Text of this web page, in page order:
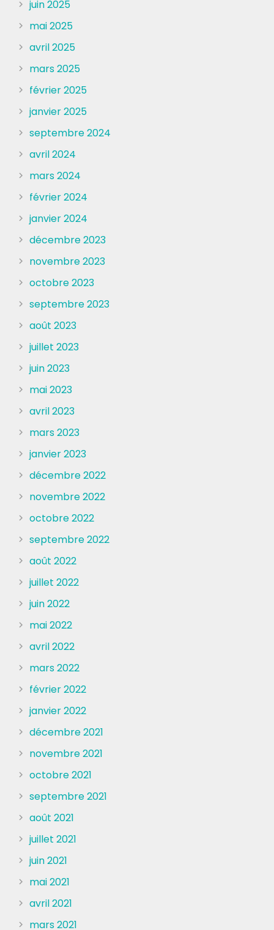
juin 2025
mai 2025
avril 2025
mars 2025
février 2025
janvier 2025
septembre 2024
avril 2024
mars 2024
février 2024
janvier 2024
décembre 2023
novembre 2023
octobre 2023
septembre 2023
août 2023
juillet 2023
juin 2023
mai 2023
avril 2023
mars 2023
janvier 2023
décembre 2022
novembre 2022
octobre 2022
septembre 2022
août 2022
juillet 2022
juin 2022
mai 2022
avril 2022
mars 2022
février 2022
janvier 2022
décembre 2021
novembre 2021
octobre 2021
septembre 2021
août 2021
juillet 2021
juin 2021
mai 2021
avril 2021
mars 2021